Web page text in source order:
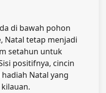
di bawah pohon
Natal tetap menjadi
setahun untuk
positifnya, cincin
Natal yang